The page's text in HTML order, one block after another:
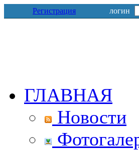
Регистрация логин
ГЛАВНАЯ
Новости